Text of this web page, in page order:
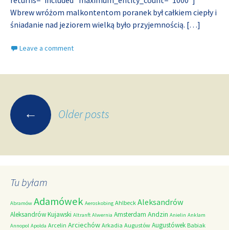
Wbrew wróżom malkontentom poranek był całkiem ciepły i
śniadanie nad jeziorem wielką było przyjemnością. […]
Leave a comment
Posts
navigation
← Older posts
Tu byłam
Abramów Adamówek Aeroskobing Ahlbeck Aleksandrów
Aleksandrów Kujawski Altranft Alwernia Amsterdam Andzin Anielin Anklam
Annopol Apolda Arcelin Arciechów Arkadia Augustów Augustówek Babiak